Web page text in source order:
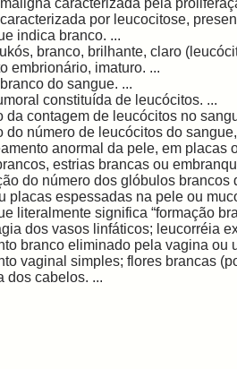
caracterizada pela
por leucocitose,
indica branco. ...
branco, brilhante, claro
embrionário, imaturo. ...
do sangue. ...
constituída de leucócitos. ...
da contagem de leucócitos no
do número de leucócitos do
anormal da pele, em placas
estrias brancas ou
do número dos glóbulos brancos
placas espessadas na pele ou
literalmente significa “formação
dos vasos linfáticos; leucorréia
branco eliminado pela vagina ou
vaginal simples; flores brancas
dos cabelos. ...